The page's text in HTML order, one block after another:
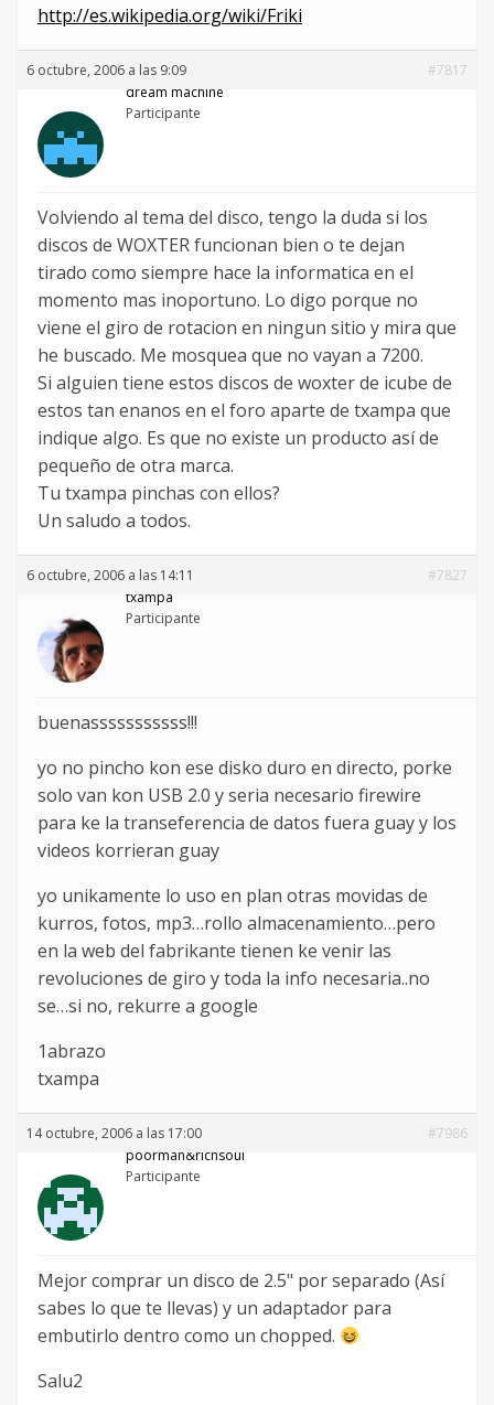
http://es.wikipedia.org/wiki/Friki
6 octubre, 2006 a las 9:09
#7817
dream machine
Participante
Volviendo al tema del disco, tengo la duda si los
discos de WOXTER funcionan bien o te dejan
tirado como siempre hace la informatica en el
momento mas inoportuno. Lo digo porque no
viene el giro de rotacion en ningun sitio y mira que
he buscado. Me mosquea que no vayan a 7200.
Si alguien tiene estos discos de woxter de icube de
estos tan enanos en el foro aparte de txampa que
indique algo. Es que no existe un producto así de
pequeño de otra marca.
Tu txampa pinchas con ellos?
Un saludo a todos.
6 octubre, 2006 a las 14:11
#7827
txampa
Participante
buenasssssssssss!!!
yo no pincho kon ese disko duro en directo, porke
solo van kon USB 2.0 y seria necesario firewire
para ke la transeferencia de datos fuera guay y los
videos korrieran guay
yo unikamente lo uso en plan otras movidas de
kurros, fotos, mp3…rollo almacenamiento…pero
en la web del fabrikante tienen ke venir las
revoluciones de giro y toda la info necesaria..no
se…si no, rekurre a google
1abrazo
txampa
14 octubre, 2006 a las 17:00
#7986
poorman&richsoul
Participante
Mejor comprar un disco de 2.5" por separado (Así
sabes lo que te llevas) y un adaptador para
embutirlo dentro como un chopped.
Salu2